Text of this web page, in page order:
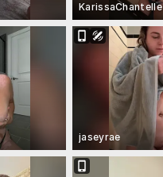
KarissaChantelle
jaseyrae